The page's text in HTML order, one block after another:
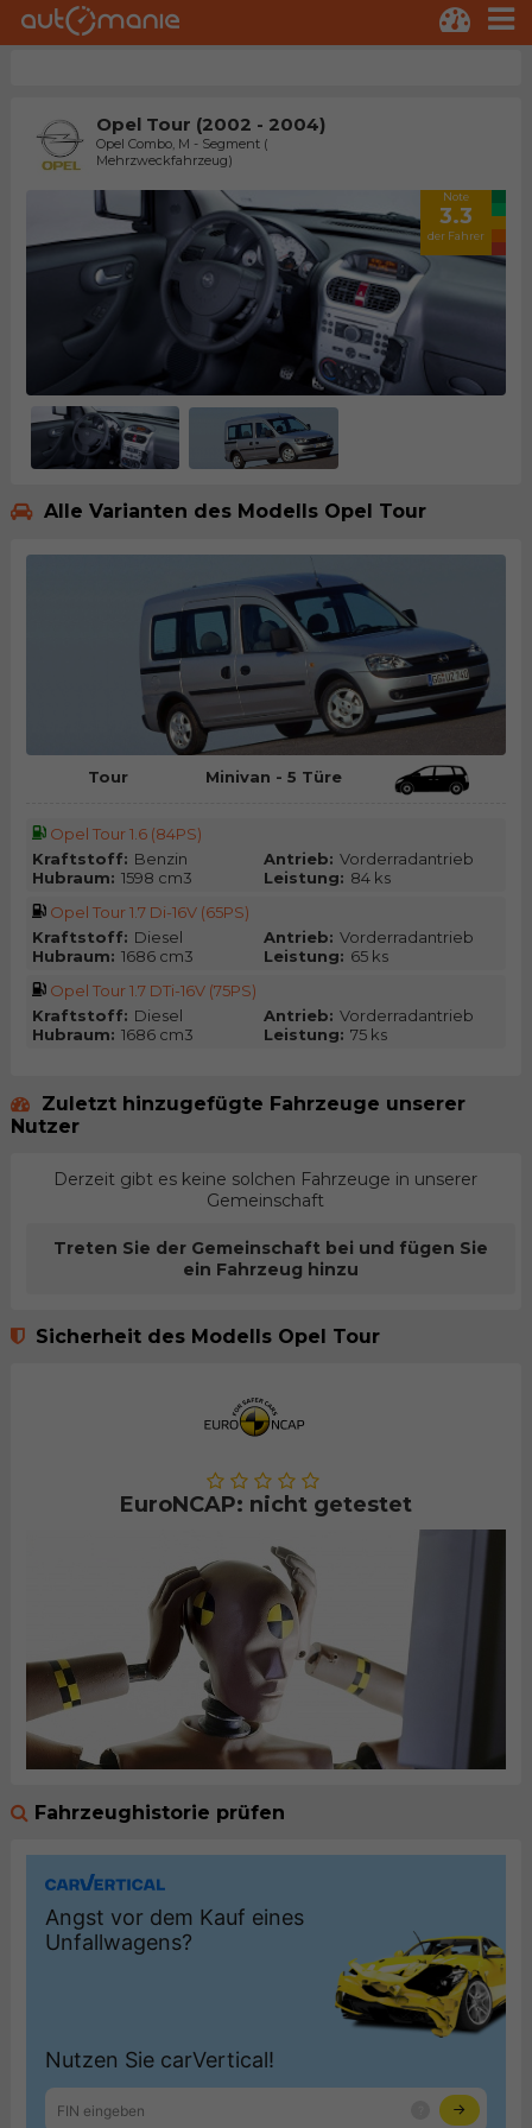
Opel Tour (2002 - 2004)
Opel Combo, M - Segment (
Mehrzweckfahrzeug)
Note
3.3
der Fahrer
Alle Varianten des Modells Opel Tour
Tour Minivan - 5 Türe
Opel Tour 1.6 (84PS)
Kraftstoff: Benzin Antrieb: Vorderradantrieb
Hubraum: 1598 cm3 Leistung: 84 ks
Opel Tour 1.7 Di-16V (65PS)
Kraftstoff: Diesel Antrieb: Vorderradantrieb
Hubraum: 1686 cm3 Leistung: 65 ks
Opel Tour 1.7 DTi-16V (75PS)
Kraftstoff: Diesel Antrieb: Vorderradantrieb
Hubraum: 1686 cm3 Leistung: 75 ks
Zuletzt hinzugefügte Fahrzeuge unserer
Nutzer
Derzeit gibt es keine solchen Fahrzeuge in unserer
Gemeinschaft
Treten Sie der Gemeinschaft bei und fügen Sie
ein Fahrzeug hinzu
Sicherheit des Modells Opel Tour
EuroNCAP: nicht getestet
Fahrzeughistorie prüfen